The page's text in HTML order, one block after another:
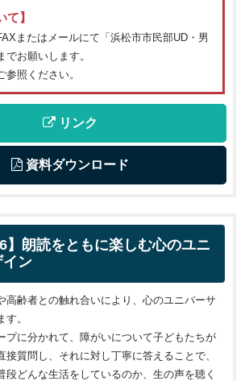
て】
またはメールにて「浜松市市民部UD・男
お願いします。
照ください。
リンク
資料ダウンロード
】朗読をともに楽しむ心のユニ
イン
齢者との触れ合いにより、心のユニバーサ
。
に分かれて、障がいについて子どもたちが
接質問し、それに対し丁寧に答えることで、
段どんな生活をしているのか、生の声を聴く